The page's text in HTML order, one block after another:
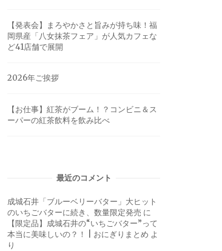
【発表会】まろやかさと旨みが持ち味！福
岡県産「八女抹茶フェア」が人気カフェな
ど41店舗で展開
2026年ご挨拶
【お仕事】紅茶がブーム！？コンビニ＆ス
ーパーの紅茶飲料を飲み比べ
最近のコメント
成城石井「ブルーベリーバター」大ヒット
のいちごバターに続き、数量限定発売 に
【限定品】成城石井の“いちごバター”って
本当に美味しいの？！ | おにぎりまとめ よ
り